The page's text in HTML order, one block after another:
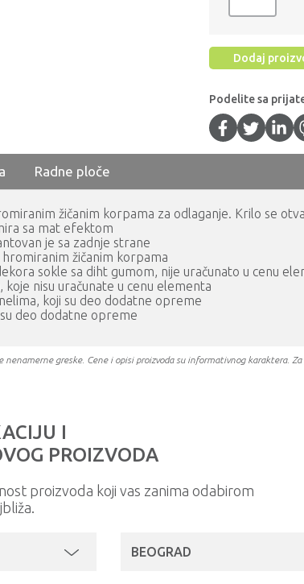
Dodaj
Podelite sa
Radne ploče
žičanim korpama za odlaganje. Krilo se
sa mat efektom
je sa zadnje strane
žičanim korpama
sokle sa diht gumom, nije uračunato u cenu
nisu uračunate u cenu elementa
koji su deo dodatne opreme
deo dodatne opreme
nenamerne greske. Cene i opisi proizvoda su informativnog karaktera.
I
PROIZVODA
proizvoda koji vas zanima odabirom
BEOGRAD